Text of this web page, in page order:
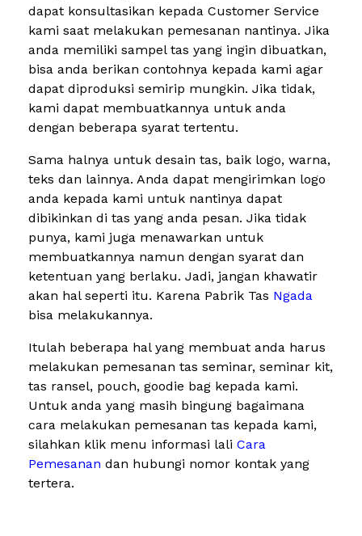
dapat konsultasikan kepada Customer Service
kami saat melakukan pemesanan nantinya. Jika
anda memiliki sampel tas yang ingin dibuatkan,
bisa anda berikan contohnya kepada kami agar
dapat diproduksi semirip mungkin. Jika tidak,
kami dapat membuatkannya untuk anda
dengan beberapa syarat tertentu.
Sama halnya untuk desain tas, baik logo, warna,
teks dan lainnya. Anda dapat mengirimkan logo
anda kepada kami untuk nantinya dapat
dibikinkan di tas yang anda pesan. Jika tidak
punya, kami juga menawarkan untuk
membuatkannya namun dengan syarat dan
ketentuan yang berlaku. Jadi, jangan khawatir
akan hal seperti itu. Karena Pabrik Tas Ngada
bisa melakukannya.
Itulah beberapa hal yang membuat anda harus
melakukan pemesanan tas seminar, seminar kit,
tas ransel, pouch, goodie bag kepada kami.
Untuk anda yang masih bingung bagaimana
cara melakukan pemesanan tas kepada kami,
silahkan klik menu informasi lali Cara
Pemesanan dan hubungi nomor kontak yang
tertera.